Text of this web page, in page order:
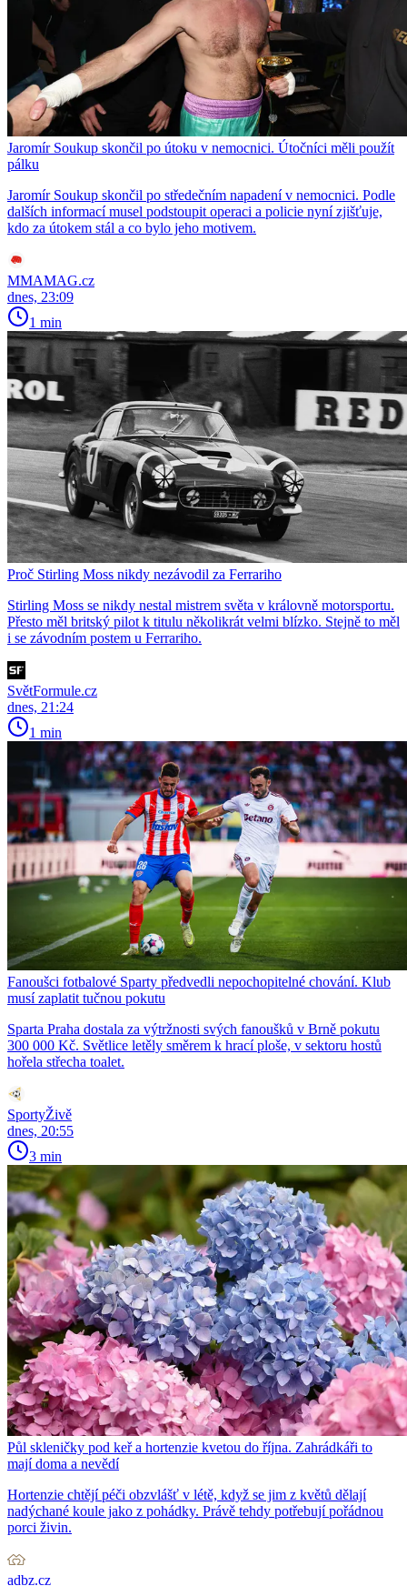
Jaromír Soukup skončil po útoku v nemocnici. Útočníci měli použít
pálku
Jaromír Soukup skončil po středečním napadení v nemocnici. Podle
dalších informací musel podstoupit operaci a policie nyní zjišťuje,
kdo za útokem stál a co bylo jeho motivem.
MMAMAG.cz
dnes, 23:09
1 min
Proč Stirling Moss nikdy nezávodil za Ferrariho
Stirling Moss se nikdy nestal mistrem světa v královně motorsportu.
Přesto měl britský pilot k titulu několikrát velmi blízko. Stejně to měl
i se závodním postem u Ferrariho.
SvětFormule.cz
dnes, 21:24
1 min
Fanoušci fotbalové Sparty předvedli nepochopitelné chování. Klub
musí zaplatit tučnou pokutu
Sparta Praha dostala za výtržnosti svých fanoušků v Brně pokutu
300 000 Kč. Světlice letěly směrem k hrací ploše, v sektoru hostů
hořela střecha toalet.
SportyŽivě
dnes, 20:55
3 min
Půl skleničky pod keř a hortenzie kvetou do října. Zahrádkáři to
mají doma a nevědí
Hortenzie chtějí péči obzvlášť v létě, když se jim z květů dělají
nadýchané koule jako z pohádky. Právě tehdy potřebují pořádnou
porci živin.
adbz.cz